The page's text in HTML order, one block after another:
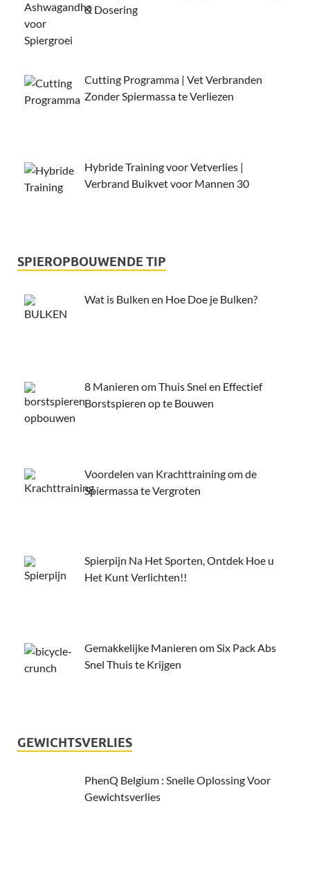
& Dosering
Cutting Programma | Vet Verbranden
Zonder Spiermassa te Verliezen
Hybride Training voor Vetverlies |
Verbrand Buikvet voor Mannen 30
SPIEROPBOUWENDE TIP
Wat is Bulken en Hoe Doe je Bulken?
8 Manieren om Thuis Snel en Effectief
Borstspieren op te Bouwen
Voordelen van Krachttraining om de
Spiermassa te Vergroten
Spierpijn Na Het Sporten, Ontdek Hoe u
Het Kunt Verlichten!!
Gemakkelijke Manieren om Six Pack Abs
Snel Thuis te Krijgen
GEWICHTSVERLIES
PhenQ Belgium : Snelle Oplossing Voor
Gewichtsverlies